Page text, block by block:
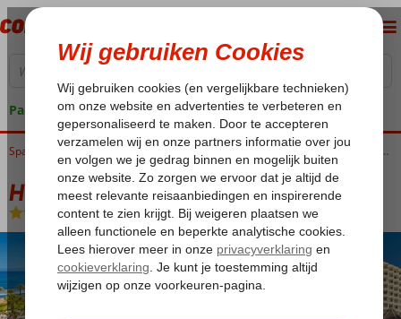
Pakketgarantie
Home Canarische Eilanden Tenerife Playa de las Americas H10 Las Palmeras
H10 Las Palmeras
Logies en ontbijt-Hotel